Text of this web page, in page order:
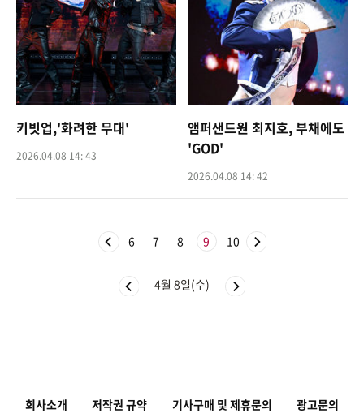
키빗업,'화려한 무대'
2026.04.08 14: 43
앰퍼샌드원 최지호, 부채에도
'GOD'
2026.04.08 14: 42
6 7 8 9 10
4월 8일(수)
회사소개 저작권 규약 기사구매 및 제휴문의 광고문의